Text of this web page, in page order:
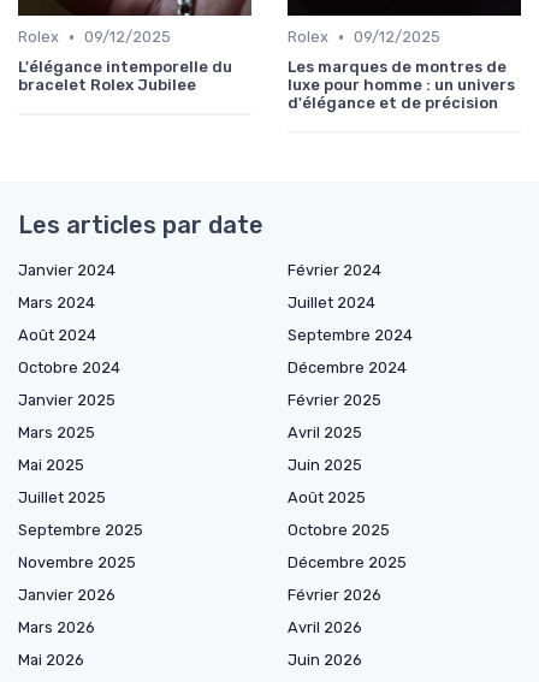
Rolex • 09/12/2025
L'élégance intemporelle du
bracelet Rolex Jubilee
Rolex • 09/12/2025
Les marques de montres de
luxe pour homme : un univers
d'élégance et de précision
Les articles par date
Janvier 2024
Février 2024
Mars 2024
Juillet 2024
Août 2024
Septembre 2024
Octobre 2024
Décembre 2024
Janvier 2025
Février 2025
Mars 2025
Avril 2025
Mai 2025
Juin 2025
Juillet 2025
Août 2025
Septembre 2025
Octobre 2025
Novembre 2025
Décembre 2025
Janvier 2026
Février 2026
Mars 2026
Avril 2026
Mai 2026
Juin 2026